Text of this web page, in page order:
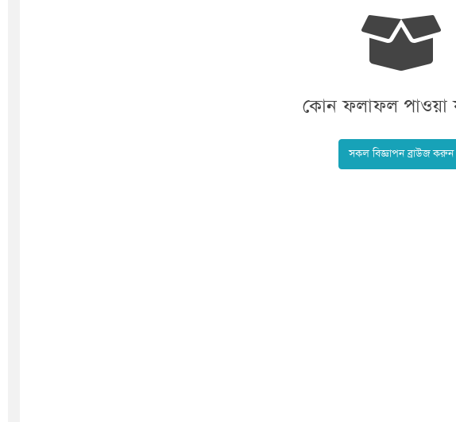
কোন ফলাফল পাওয়া
সকল বিজ্ঞাপন ব্রাউজ করুন